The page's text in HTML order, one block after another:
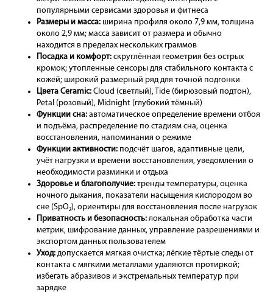
популярными сервисами здоровья и фитнеса
Размеры и масса: ширина профиля около 7,9 мм, толщина
около 2,9 мм; масса зависит от размера и обычно
находится в пределах нескольких граммов
Посадка и комфорт: скруглённая геометрия без острых
кромок; утопленные сенсоры для стабильного контакта с
кожей; широкий размерный ряд для точной подгонки
Цвета Ceramic: Cloud (светлый), Tide (бирюзовый подтон),
Petal (розовый), Midnight (глубокий тёмный)
Функции сна: автоматическое определение времени отбоя
и подъёма, распределение по стадиям сна, оценка
восстановления, напоминания о режиме
Функции активности: подсчёт шагов, адаптивные цели,
учёт нагрузки и времени восстановления, уведомления о
необходимости разминки и отдыха
Здоровье и благополучие: тренды температуры, оценка
ночного дыхания, показатели насыщения кислородом во
сне (SpO₂), ориентиры для восстановления после нагрузок
Приватность и безопасность: локальная обработка части
метрик, шифрование данных, управление разрешениями и
экспортом данных пользователем
Уход: допускается мягкая очистка; лёгкие тёртые следы от
контакта с мягкими металлами удаляются протиркой;
избегать абразивов и экстремальных температур при
зарядке